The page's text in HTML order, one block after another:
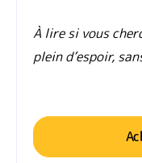
À lire si vous
plein d’espoir,